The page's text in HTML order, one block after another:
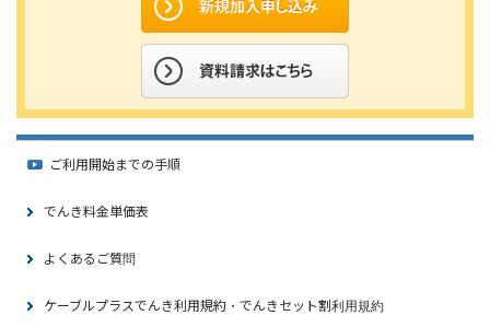
ご利用開始までの手順
でんき料金単価表
よくあるご質問
ケーブルプラスでんき利用規約・でんきセット割利用規約